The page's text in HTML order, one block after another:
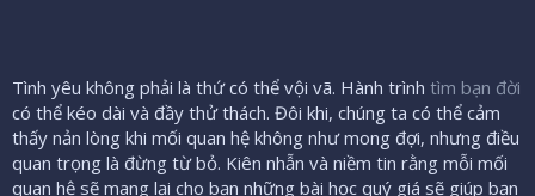
Tình yêu không phải là thứ có thể vội vã. Hành trình tìm bạn đời
có thể kéo dài và đầy thử thách. Đôi khi, chúng ta có thể cảm
thấy nản lòng khi mối quan hệ không như mong đợi, nhưng điều
quan trọng là đừng từ bỏ. Kiên nhẫn và niềm tin rằng mỗi mối
quan hệ sẽ mang lại cho bạn những bài học quý giá sẽ giúp bạn